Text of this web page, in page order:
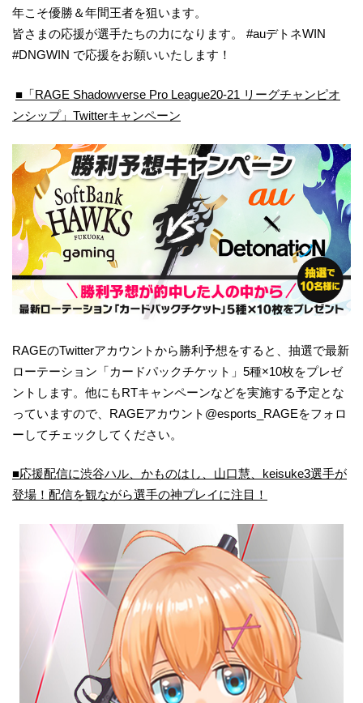
年こそ優勝＆年間王者を狙います。
皆さまの応援が選手たちの力になります。 #auデトネWIN
#DNGWIN で応援をお願いいたします！
■「RAGE Shadowverse Pro League20-21 リーグチャンピオ
ンシップ」Twitterキャンペーン
RAGEのTwitterアカウントから勝利予想をすると、抽選で最新
ローテーション「カードパックチケット」5種×10枚をプレゼ
ントします。他にもRTキャンペーンなどを実施する予定とな
っていますので、RAGEアカウント@esports_RAGEをフォロ
ーしてチェックしてください。
■応援配信に渋谷ハル、かものはし、山口慧、keisuke3選手が
登場！配信を観ながら選手の神プレイに注目！